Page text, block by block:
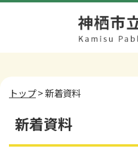
トップ> 新着資料
新着資料